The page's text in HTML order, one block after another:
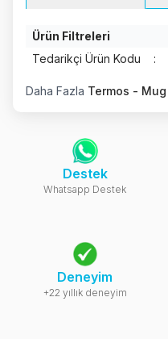
Ürün Filtreleri
Tedarikçi Ürün Kodu
:
Daha Fazla Termos - Mug
Destek
Whatsapp Destek
Deneyim
+22 yıllık deneyim